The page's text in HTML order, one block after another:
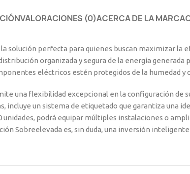
VALORACIONES (0)ACERCA DE LA MARCA
solución perfecta para quienes buscan maximizar
organizada y segura de la energía
eléctricos estén protegidos de la humedad
una flexibilidad excepcional en la configuración de
incluye un sistema de etiquetado que garantiza una
podrá equipar múltiples instalaciones o
Sobreelevada es, sin duda, una inversión